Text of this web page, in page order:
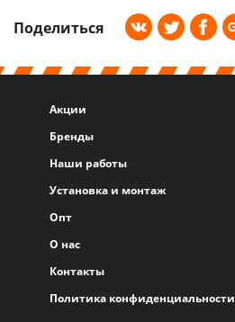
Поделиться
Акции
Бренды
Наши работы
Установка и монтаж
Опт
О нас
Контакты
Политика конфиденциальности